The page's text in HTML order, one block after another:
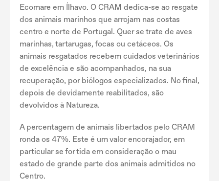
Ecomare em Ílhavo. O CRAM dedica-se ao resgate
dos animais marinhos que arrojam nas costas
centro e norte de Portugal. Quer se trate de aves
marinhas, tartarugas, focas ou cetáceos. Os
animais resgatados recebem cuidados veterinários
de excelência e são acompanhados, na sua
recuperação, por biólogos especializados. No final,
depois de devidamente reabilitados, são
devolvidos à Natureza.
A percentagem de animais libertados pelo CRAM
ronda os 47%. Este é um valor encorajador, em
particular se for tida em consideração o mau
estado de grande parte dos animais admitidos no
Centro.